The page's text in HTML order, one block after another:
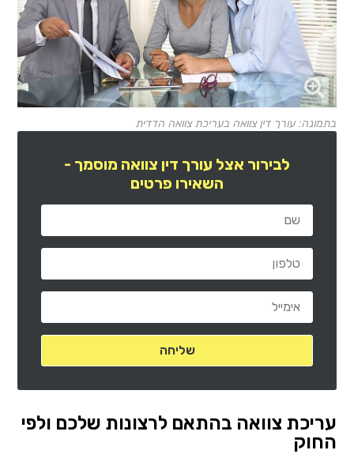
בתמונה: עורך דין צוואה בעריכת צוואה הדדית
לבירור אצל עורך דין צוואה מוסמך -
השאירו פרטים
עריכת צוואה בהתאם לרצונות שלכם ולפי
החוק